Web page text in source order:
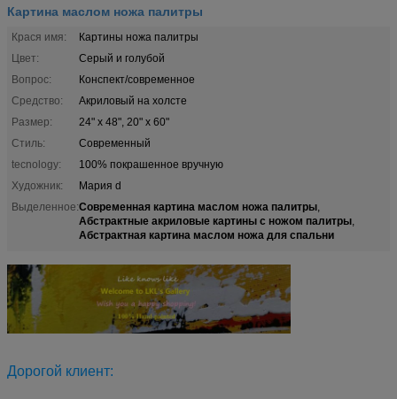
Картина маслом ножа палитры
Крася имя:
Картины ножа палитры
Цвет:
Серый и голубой
Вопрос:
Конспект/современное
Средство:
Акриловый на холсте
Размер:
24" x 48", 20" x 60"
Стиль:
Современный
tecnology:
100% покрашенное вручную
Художник:
Мария d
Выделенное:Современная картина маслом ножа палитры,
Абстрактные акриловые картины с ножом палитры,
Абстрактная картина маслом ножа для спальни
Дорогой клиент: